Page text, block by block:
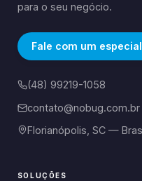
para o seu negócio.
Fale com um
(48) 99219-1058
contato@nobug.com.br
Florianópolis, SC —
SOLUÇÕES